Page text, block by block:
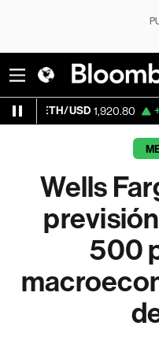
1,920.80 +0.36%
Wells
500